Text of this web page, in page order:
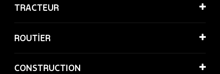
TRACTEUR
ROUTİER
CONSTRUCTION